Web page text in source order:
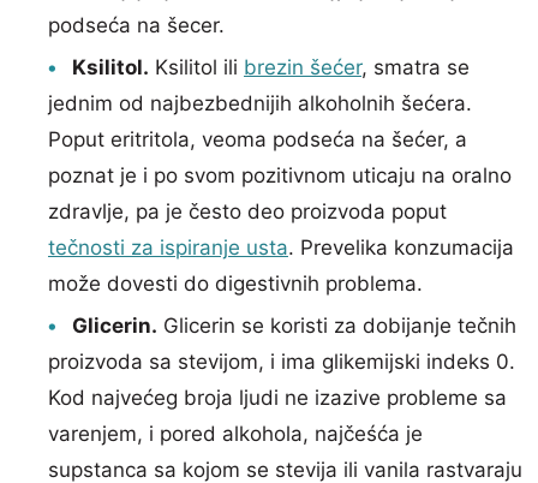
podseća na šecer.
Ksilitol. Ksilitol ili brezin šećer, smatra se
jednim od najbezbednijih alkoholnih šećera.
Poput eritritola, veoma podseća na šećer, a
poznat je i po svom pozitivnom uticaju na oralno
zdravlje, pa je često deo proizvoda poput
tečnosti za ispiranje usta. Prevelika konzumacija
može dovesti do digestivnih problema.
Glicerin. Glicerin se koristi za dobijanje tečnih
proizvoda sa stevijom, i ima glikemijski indeks 0.
Kod najvećeg broja ljudi ne izazive probleme sa
varenjem, i pored alkohola, najčeśća je
supstanca sa kojom se stevija ili vanila rastvaraju